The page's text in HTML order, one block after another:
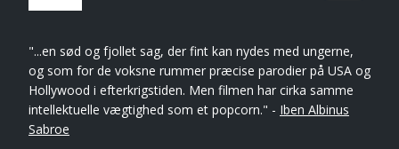
"...en sød og fjollet sag, der fint kan nydes med ungerne,
og som for de voksne rummer præcise parodier på USA og
Hollywood i efterkrigstiden. Men filmen har cirka samme
intellektuelle vægtighed som et popcorn." - Iben Albinus
Sabroe